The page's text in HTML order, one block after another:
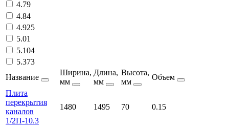
4.79
4.84
4.925
5.01
5.104
5.373
Название
Ширина,
мм
Длина,
мм
Высота,
мм
Объем
Плита
перекрытия
каналов
1/2П-10.3
1480 1495 70 0.15